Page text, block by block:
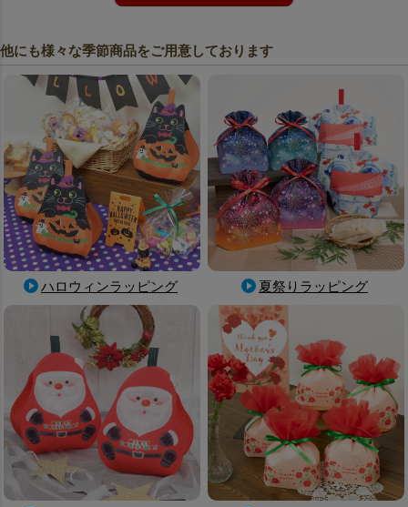
他にも様々な季節商品をご用意しております
ハロウィンラッピング 夏祭りラッピング